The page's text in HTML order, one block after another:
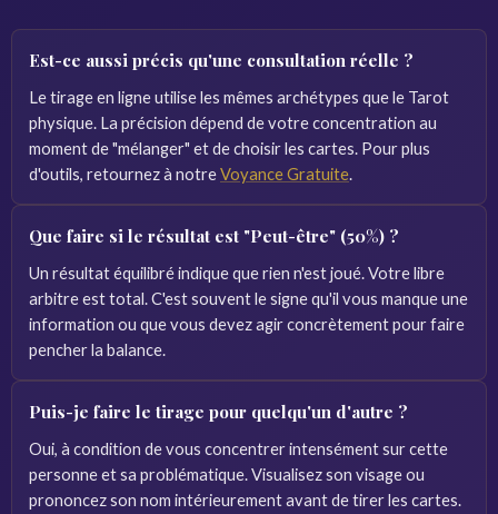
Est-ce aussi précis qu'une consultation réelle ?
Le tirage en ligne utilise les mêmes archétypes que le Tarot
physique. La précision dépend de votre concentration au
moment de "mélanger" et de choisir les cartes. Pour plus
d'outils, retournez à notreVoyance Gratuite.
Que faire si le résultat est "Peut-être" (50%) ?
Un résultat équilibré indique que rien n'est joué. Votre libre
arbitre est total. C'est souvent le signe qu'il vous manque une
information ou que vous devez agir concrètement pour faire
pencher la balance.
Puis-je faire le tirage pour quelqu'un d'autre ?
Oui, à condition de vous concentrer intensément sur cette
personne et sa problématique. Visualisez son visage ou
prononcez son nom intérieurement avant de tirer les cartes.